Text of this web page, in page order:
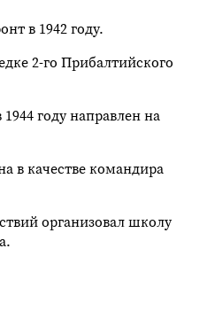
в 1942 году.
2-го Прибалтийского
году направлен на
в качестве командира
организовал школу